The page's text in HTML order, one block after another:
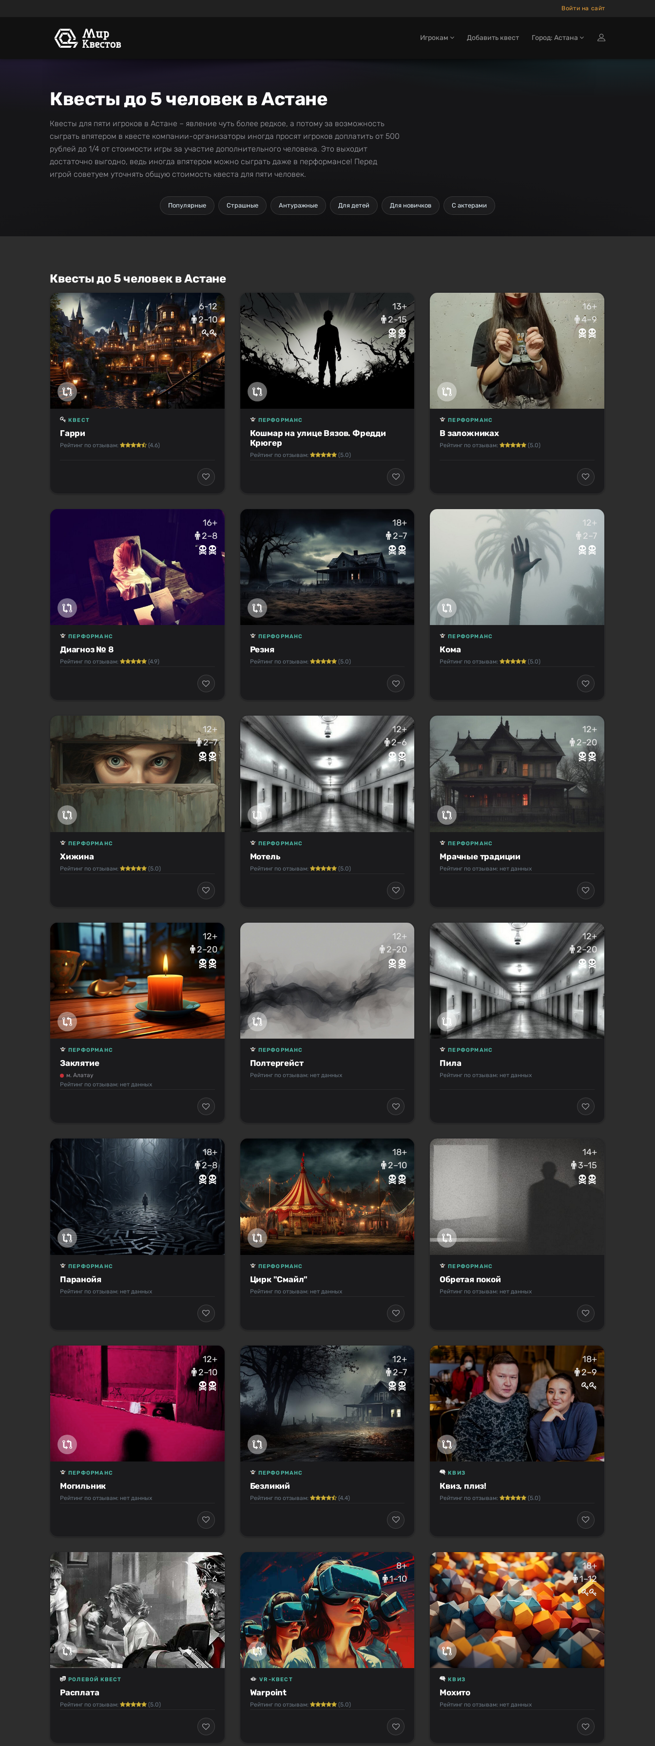
Войти на сайт
Игрокам Добавить квест Город: Астана
Квесты до 5 человек в Астане
Квесты для пяти игроков в Астане – явление чуть более редкое, а потому за возможность
сыграть впятером в квесте компании-организаторы иногда просят игроков доплатить от 500
рублей до 1/4 от стоимости игры за участие дополнительного человека. Это выходит
достаточно выгодно, ведь иногда впятером можно сыграть даже в перформансе! Перед
игрой советуем уточнять общую стоимость квеста для пяти человек.
Популярные Страшные Антуражные Для детей Для новичков С актерами
Квесты до 5 человек в Астане
6-12
2–10
Гарри
КВЕСТ
Рейтинг по отзывам: (4.6)
13+
2–15
Кошмар на улице Вязов. Фредди
Крюгер
ПЕРФОРМАНС
Рейтинг по отзывам: (5.0)
16+
4–9
В заложниках
ПЕРФОРМАНС
Рейтинг по отзывам: (5.0)
16+
2–8
Диагноз № 8
ПЕРФОРМАНС
Рейтинг по отзывам: (4.9)
18+
2–7
Резня
ПЕРФОРМАНС
Рейтинг по отзывам: (5.0)
12+
2–7
Кома
ПЕРФОРМАНС
Рейтинг по отзывам: (5.0)
12+
2–7
Хижина
ПЕРФОРМАНС
Рейтинг по отзывам: (5.0)
12+
2–6
Мотель
ПЕРФОРМАНС
Рейтинг по отзывам: (5.0)
12+
2–20
Мрачные традиции
ПЕРФОРМАНС
Рейтинг по отзывам: нет данных
12+
2–20
Заклятие
ПЕРФОРМАНС
м. Алатау
Рейтинг по отзывам: нет данных
12+
2–20
Полтергейст
ПЕРФОРМАНС
Рейтинг по отзывам: нет данных
12+
2–20
Пила
ПЕРФОРМАНС
Рейтинг по отзывам: нет данных
18+
2–8
Паранойя
ПЕРФОРМАНС
Рейтинг по отзывам: нет данных
18+
2–10
Цирк "Смайл"
ПЕРФОРМАНС
Рейтинг по отзывам: нет данных
14+
3–15
Обретая покой
ПЕРФОРМАНС
Рейтинг по отзывам: нет данных
12+
2–10
Могильник
ПЕРФОРМАНС
Рейтинг по отзывам: нет данных
12+
2–7
Безликий
ПЕРФОРМАНС
Рейтинг по отзывам: (4.4)
18+
2–9
Квиз, плиз!
КВИЗ
Рейтинг по отзывам: (5.0)
16+
4–6
Расплата
РОЛЕВОЙ КВЕСТ
Рейтинг по отзывам: (5.0)
8+
1–10
Warpoint
VR-КВЕСТ
Рейтинг по отзывам: (5.0)
18+
1–12
Мохито
КВИЗ
Рейтинг по отзывам: нет данных